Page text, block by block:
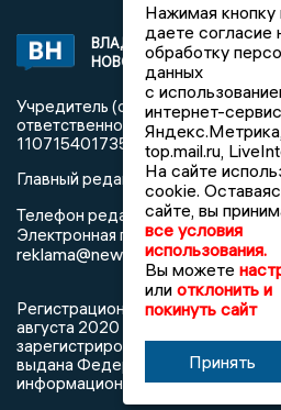
ВЛАДИМИРСКИЕ
НОВОСТИ
2017 ©
Учредитель (соучредители):
ответственностью
1107154017354)
Главный редактор: Мазов С. А.
Телефон редакции:8 (4922)
Электронная почта редакции:
reklama@newsvladimir.ru
Регистрационный номер: серия
августа 2020 г. согласно выписке
зарегистрированных средств
выдана Федеральной службой по
информационных технологий и
Нажимая кнопку
даете согласие
обработку
данных
с
интернет-
Яндекс.Метрика,
top.mail.ru,
На сайте
cookie.
сайте, вы
все условия
использования.
Вы можете
или отклонить и
покинуть сайт
Принять